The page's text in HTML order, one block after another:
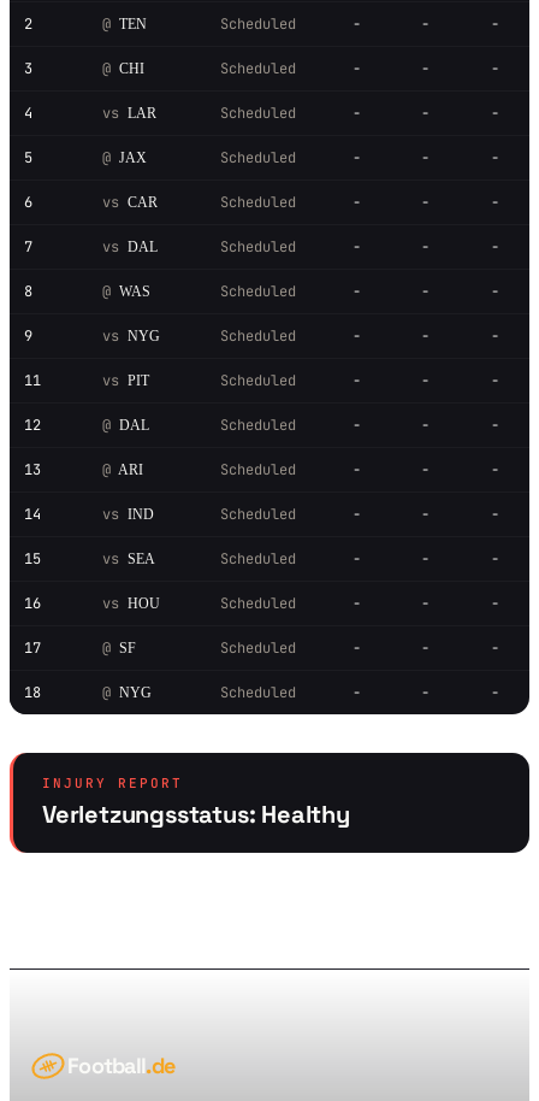
2 @ TEN Scheduled - - -
3 @ CHI Scheduled - - -
4 vs LAR Scheduled - - -
5 @ JAX Scheduled - - -
6 vs CAR Scheduled - - -
7 vs DAL Scheduled - - -
8 @ WAS Scheduled - - -
9 vs NYG Scheduled - - -
11 vs PIT Scheduled - - -
12 @ DAL Scheduled - - -
13 @ ARI Scheduled - - -
14 vs IND Scheduled - - -
15 vs SEA Scheduled - - -
16 vs HOU Scheduled - - -
17 @ SF Scheduled - - -
18 @ NYG Scheduled - - -
INJURY REPORT
Verletzungsstatus: Healthy
Football.de